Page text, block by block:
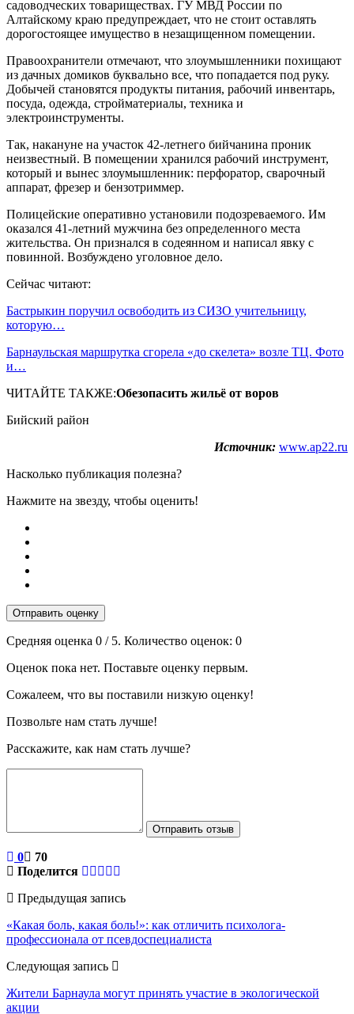
садоводческих товариществах. ГУ МВД России по
Алтайскому краю предупреждает, что не стоит оставлять
дорогостоящее имущество в незащищенном помещении.
Правоохранители отмечают, что злоумышленники похищают
из дачных домиков буквально все, что попадается под руку.
Добычей становятся продукты питания, рабочий инвентарь,
посуда, одежда, стройматериалы, техника и
электроинструменты.
Так, накануне на участок 42-летнего бийчанина проник
неизвестный. В помещении хранился рабочий инструмент,
который и вынес злоумышленник: перфоратор, сварочный
аппарат, фрезер и бензотриммер.
Полицейские оперативно установили подозреваемого. Им
оказался 41-летний мужчина без определенного места
жительства. Он признался в содеянном и написал явку с
повинной. Возбуждено уголовное дело.
Сейчас читают:
Бастрыкин поручил освободить из СИЗО учительницу,
которую…
Барнаульская маршрутка сгорела «до скелета» возле ТЦ. Фото
и…
ЧИТАЙТЕ ТАКЖЕ:Обезопасить жильё от воров
Бийский район
Источник: www.ap22.ru
Насколько публикация полезна?
Нажмите на звезду, чтобы оценить!
Отправить оценку
Средняя оценка 0 / 5. Количество оценок: 0
Оценок пока нет. Поставьте оценку первым.
Сожалеем, что вы поставили низкую оценку!
Позвольте нам стать лучше!
Расскажите, как нам стать лучше?
Отправить отзыв
0
70
Поделится
Предыдущая запись
«Какая боль, какая боль!»: как отличить психолога-
профессионала от псевдоспециалиста
Следующая запись
Жители Барнаула могут принять участие в экологической
акции